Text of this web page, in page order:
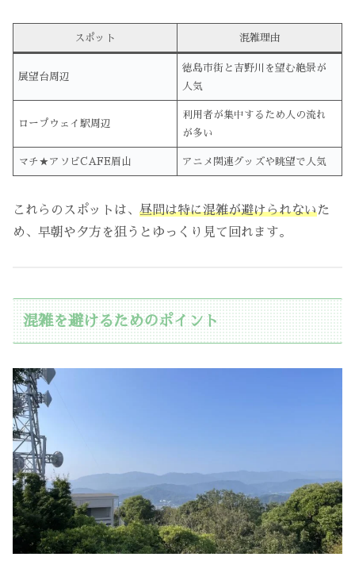
スポット 混雑理由
展望台周辺
徳島市街と吉野川を望む絶景が
人気
ロープウェイ駅周辺
利用者が集中するため人の流れ
が多い
マチ★アソビCAFE眉山 アニメ関連グッズや眺望で人気
これらのスポットは、 昼間は特に混雑が避けられないた
め、早朝や夕方を狙うとゆっくり見て回れます。
混雑を避けるためのポイント